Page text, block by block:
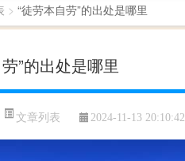
> “徒劳本自劳”的出处是哪里
”的出处是哪里
文章列表 2024-11-13 20:10:42